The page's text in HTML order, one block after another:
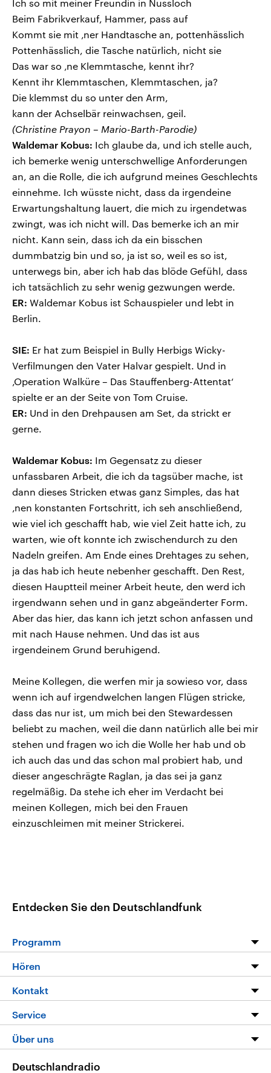
Ich so mit meiner Freundin in Nussloch
Beim Fabrikverkauf, Hammer, pass auf
Kommt sie mit ‚ner Handtasche an, pottenhässlich
Pottenhässlich, die Tasche natürlich, nicht sie
Das war so ‚ne Klemmtasche, kennt ihr?
Kennt ihr Klemmtaschen, Klemmtaschen, ja?
Die klemmst du so unter den Arm,
kann der Achselbär reinwachsen, geil.
(Christine Prayon – Mario-Barth-Parodie)
Waldemar Kobus: Ich glaube da, und ich stelle auch,
ich bemerke wenig unterschwellige Anforderungen
an, an die Rolle, die ich aufgrund meines Geschlechts
einnehme. Ich wüsste nicht, dass da irgendeine
Erwartungshaltung lauert, die mich zu irgendetwas
zwingt, was ich nicht will. Das bemerke ich an mir
nicht. Kann sein, dass ich da ein bisschen
dummbatzig bin und so, ja ist so, weil es so ist,
unterwegs bin, aber ich hab das blöde Gefühl, dass
ich tatsächlich zu sehr wenig gezwungen werde.
ER: Waldemar Kobus ist Schauspieler und lebt in
Berlin.
SIE: Er hat zum Beispiel in Bully Herbigs Wicky-
Verfilmungen den Vater Halvar gespielt. Und in
‚Operation Walküre – Das Stauffenberg-Attentat‘
spielte er an der Seite von Tom Cruise.
ER: Und in den Drehpausen am Set, da strickt er
gerne.
Waldemar Kobus: Im Gegensatz zu dieser
unfassbaren Arbeit, die ich da tagsüber mache, ist
dann dieses Stricken etwas ganz Simples, das hat
‚nen konstanten Fortschritt, ich seh anschließend,
wie viel ich geschafft hab, wie viel Zeit hatte ich, zu
warten, wie oft konnte ich zwischendurch zu den
Nadeln greifen. Am Ende eines Drehtages zu sehen,
ja das hab ich heute nebenher geschafft. Den Rest,
diesen Hauptteil meiner Arbeit heute, den werd ich
irgendwann sehen und in ganz abgeänderter Form.
Aber das hier, das kann ich jetzt schon anfassen und
mit nach Hause nehmen. Und das ist aus
irgendeinem Grund beruhigend.
Meine Kollegen, die werfen mir ja sowieso vor, dass
wenn ich auf irgendwelchen langen Flügen stricke,
dass das nur ist, um mich bei den Stewardessen
beliebt zu machen, weil die dann natürlich alle bei mir
stehen und fragen wo ich die Wolle her hab und ob
ich auch das und das schon mal probiert hab, und
dieser angeschrägte Raglan, ja das sei ja ganz
regelmäßig. Da stehe ich eher im Verdacht bei
meinen Kollegen, mich bei den Frauen
einzuschleimen mit meiner Strickerei.
Entdecken Sie den Deutschlandfunk
Programm
Programm
Die Nachrichten
Nachrichtenleicht
Neue Beiträge auf dlf.de
Hören
Livestream
Podcasts
Deutschlandfunk App
Nachrichten App
Kontakt
Hörerservice
Service
FAQ
Über uns
Deutschlandradio